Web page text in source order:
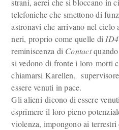
strani, aerei che si bloccano in
telefoniche che smettono di
astronavi che arrivano nel cielo
neri, proprio come quelle di ID4
reminiscenza di Contact
si vedono di fronte i loro morti
chiamarsi Karellen,
essere venuti in pace.
Gli alieni dicono di essere
esprimere il loro pieno
violenza, impongono ai